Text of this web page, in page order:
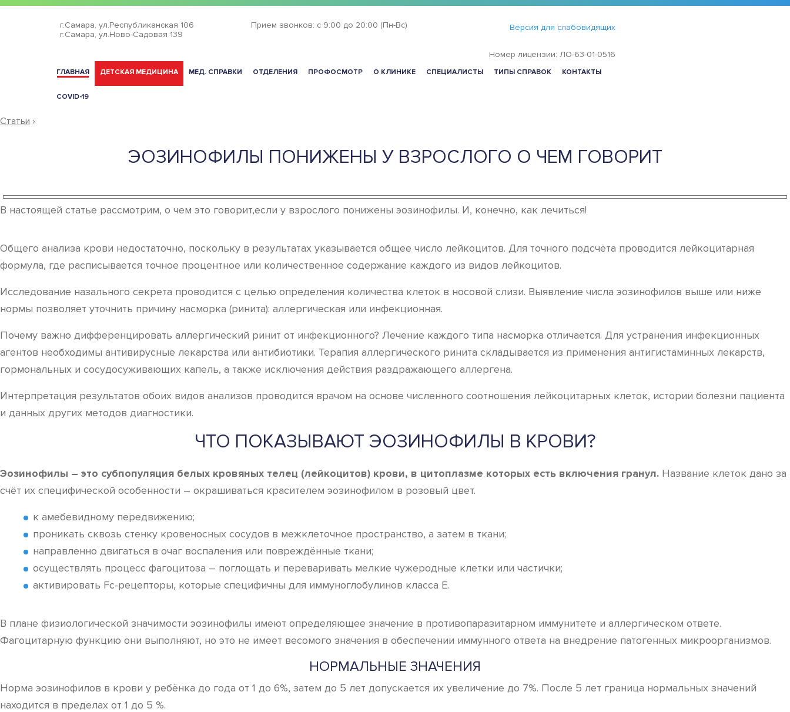
г.Самара, ул.Республиканская 106
г.Самара, ул.Ново-Садовая 139
Прием звонков: с 9:00 до 20:00 (Пн-Вс) Версия для слабовидящих
Номер лицензии: ЛО-63-01-0516
ГЛАВНАЯ ДЕТСКАЯ МЕДИЦИНА МЕД. СПРАВКИ ОТДЕЛЕНИЯ ПРОФОСМОТР О КЛИНИКЕ СПЕЦИАЛИСТЫ ТИПЫ СПРАВОК КОНТАКТЫ
COVID-19
Статьи ›
ЭОЗИНОФИЛЫ ПОНИЖЕНЫ У ВЗРОСЛОГО О ЧЕМ ГОВОРИТ
В настоящей статье рассмотрим, о чем это говорит,если у взрослого понижены эозинофилы. И, конечно, как лечиться!
Общего анализа крови недостаточно, поскольку в результатах указывается общее число лейкоцитов. Для точного подсчёта проводится лейкоцитарная
формула, где расписывается точное процентное или количественное содержание каждого из видов лейкоцитов.
Исследование назального секрета проводится с целью определения количества клеток в носовой слизи. Выявление числа эозинофилов выше или ниже
нормы позволяет уточнить причину насморка (ринита): аллергическая или инфекционная.
Почему важно дифференцировать аллергический ринит от инфекционного? Лечение каждого типа насморка отличается. Для устранения инфекционных
агентов необходимы антивирусные лекарства или антибиотики. Терапия аллергического ринита складывается из применения антигистаминных лекарств,
гормональных и сосудосуживающих капель, а также исключения действия раздражающего аллергена.
Интерпретация результатов обоих видов анализов проводится врачом на основе численного соотношения лейкоцитарных клеток, истории болезни пациента
и данных других методов диагностики.
ЧТО ПОКАЗЫВАЮТ ЭОЗИНОФИЛЫ В КРОВИ?
Эозинофилы – это субпопуляция белых кровяных телец (лейкоцитов) крови, в цитоплазме которых есть включения гранул. Название клеток дано за
счёт их специфической особенности – окрашиваться красителем эозинофилом в розовый цвет.
к амебевидному передвижению;
проникать сквозь стенку кровеносных сосудов в межклеточное пространство, а затем в ткани;
направленно двигаться в очаг воспаления или повреждённые ткани;
осуществлять процесс фагоцитоза – поглощать и переваривать мелкие чужеродные клетки или частички;
активировать Fc-рецепторы, которые специфичны для иммуноглобулинов класса Е.
В плане физиологической значимости эозинофилы имеют определяющее значение в противопаразитарном иммунитете и аллергическом ответе.
Фагоцитарную функцию они выполняют, но это не имеет весомого значения в обеспечении иммунного ответа на внедрение патогенных микроорганизмов.
НОРМАЛЬНЫЕ ЗНАЧЕНИЯ
Норма эозинофилов в крови у ребёнка до года от 1 до 6%, затем до 5 лет допускается их увеличение до 7%. После 5 лет граница нормальных значений
находится в пределах от 1 до 5 %.